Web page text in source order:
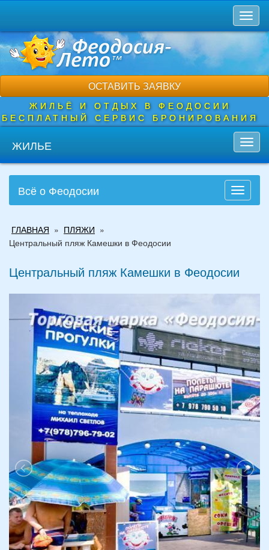
основному
содержанию
ОСТАВИТЬ ЗАЯВКУ
ЖИЛЬЁ И ОТДЫХ В ФЕОДОСИИ
БЕСПЛАТНЫЙ СЕРВИС БРОНИРОВАНИЯ
ЖИЛЬЕ
Toggle
Всё о Феодосии
здесь
ГЛАВНАЯ » ПЛЯЖИ »
Центральный пляж Камешки в Феодосии
Центральный пляж Камешки в Феодосии